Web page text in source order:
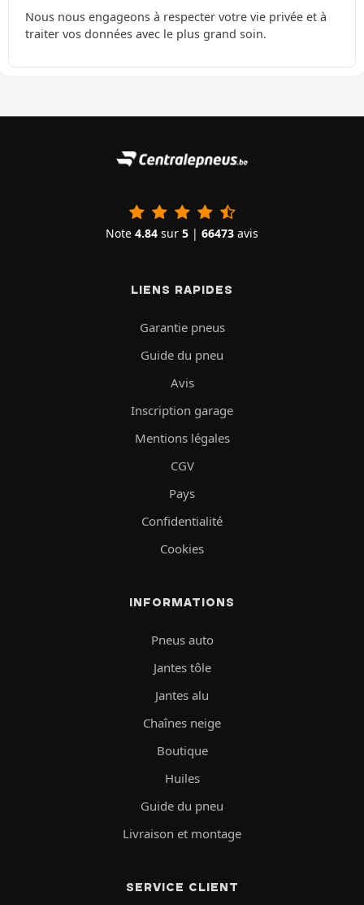
Nous nous engageons à respecter votre vie privée et à
traiter vos données avec le plus grand soin.
Note 4.84 sur 5 | 66473 avis
LIENS RAPIDES
Garantie pneus
Guide du pneu
Avis
Inscription garage
Mentions légales
CGV
Pays
Confidentialité
Cookies
INFORMATIONS
Pneus auto
Jantes tôle
Jantes alu
Chaînes neige
Boutique
Huiles
Guide du pneu
Livraison et montage
SERVICE CLIENT